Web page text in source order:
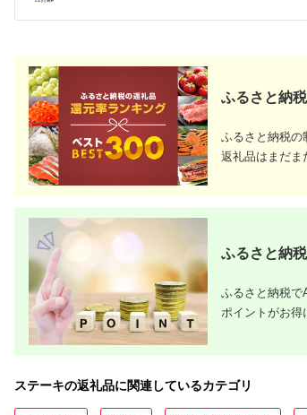
TA-2 石垣牛サーロイ
ンステーキ200g×2枚
5.0
岐阜県産 飛騨牛 サー
ロインステーキ
5.0
＜特選米沢牛A-5
身ステーキ
5.0
ふるさと納
ふるさと納税の
返礼品はまだま
ふるさと納
ふるさと納税で
ポイントがお得
ステーキの返礼品に関連しているカテゴリ